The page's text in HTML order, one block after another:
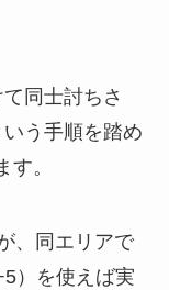
同士討ちさ
う手順を踏め
。
、同エリアで
）を使えば実